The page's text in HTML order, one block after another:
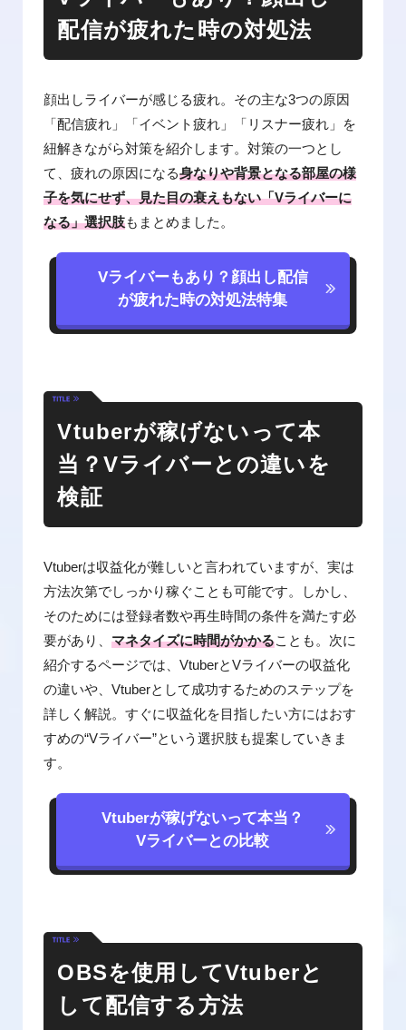
配信が疲れた時の対処法
顔出しライバーが感じる疲れ。その主な3つの原因
「配信疲れ」「イベント疲れ」「リスナー疲れ」を
紐解きながら対策を紹介します。対策の一つとし
て、疲れの原因になる身なりや背景となる部屋の様
子を気にせず、見た目の衰えもない「Vライバーに
なる」選択肢もまとめました。
Vライバーもあり？ 顔出し配信
が疲れた時の対処法特集
Vtuberが稼げないって本
当？ Vライバーとの違いを
検証
Vtuberは収益化が難しいと言われていますが、実は
方法次第でしっかり稼ぐことも可能です。しかし、
そのためには登録者数や再生時間の条件を満たす必
要があり、マネタイズに時間がかかることも。次に
紹介するページでは、VtuberとVライバーの収益化
の違いや、Vtuberとして成功するためのステップを
詳しく解説。すぐに収益化を目指したい方にはおす
すめの“Vライバー”という選択肢も提案していきま
す。
Vtuberが稼げないって本当？
Vライバーとの比較
OBSを使用してVtuberと
して配信する方法